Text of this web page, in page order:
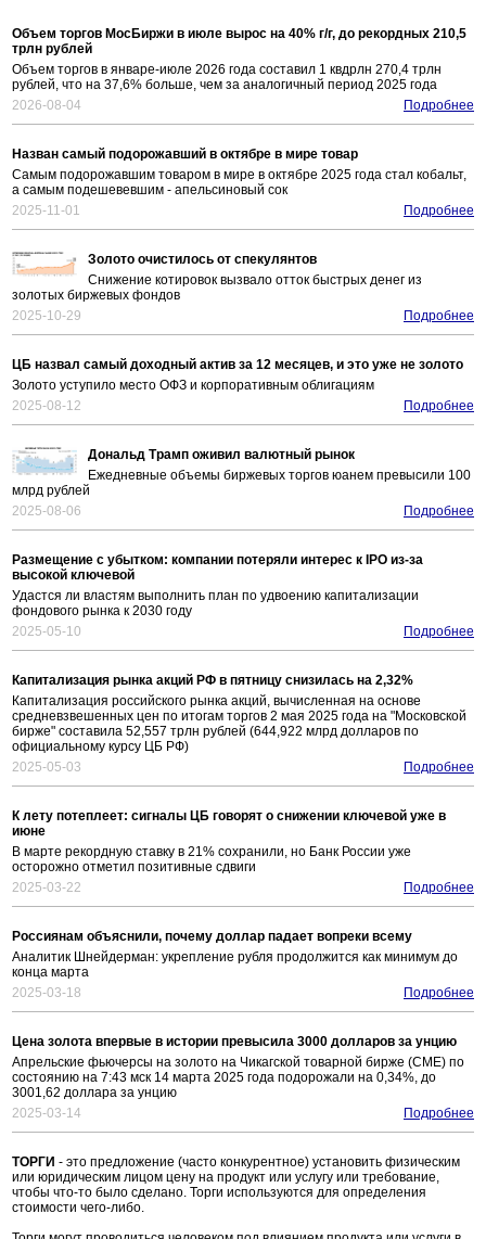
Объем торгов МосБиржи в июле вырос на 40% г/г, до рекордных 210,5
трлн рублей
Объем торгов в январе-июле 2026 года составил 1 квдрлн 270,4 трлн
рублей, что на 37,6% больше, чем за аналогичный период 2025 года
2026-08-04
Подробнее
Назван самый подорожавший в октябре в мире товар
Самым подорожавшим товаром в мире в октябре 2025 года стал кобальт,
а самым подешевевшим - апельсиновый сок
2025-11-01
Подробнее
Золото очистилось от спекулянтов
Снижение котировок вызвало отток быстрых денег из
золотых биржевых фондов
2025-10-29
Подробнее
ЦБ назвал самый доходный актив за 12 месяцев, и это уже не золото
Золото уступило место ОФЗ и корпоративным облигациям
2025-08-12
Подробнее
Дональд Трамп оживил валютный рынок
Ежедневные объемы биржевых торгов юанем превысили 100
млрд рублей
2025-08-06
Подробнее
Размещение с убытком: компании потеряли интерес к IPO из-за
высокой ключевой
Удастся ли властям выполнить план по удвоению капитализации
фондового рынка к 2030 году
2025-05-10
Подробнее
Капитализация рынка акций РФ в пятницу снизилась на 2,32%
Капитализация российского рынка акций, вычисленная на основе
средневзвешенных цен по итогам торгов 2 мая 2025 года на "Московской
бирже" составила 52,557 трлн рублей (644,922 млрд долларов по
официальному курсу ЦБ РФ)
2025-05-03
Подробнее
К лету потеплеет: сигналы ЦБ говорят о снижении ключевой уже в
июне
В марте рекордную ставку в 21% сохранили, но Банк России уже
осторожно отметил позитивные сдвиги
2025-03-22
Подробнее
Россиянам объяснили, почему доллар падает вопреки всему
Аналитик Шнейдерман: укрепление рубля продолжится как минимум до
конца марта
2025-03-18
Подробнее
Цена золота впервые в истории превысила 3000 долларов за унцию
Апрельские фьючерсы на золото на Чикагской товарной бирже (CME) по
состоянию на 7:43 мск 14 марта 2025 года подорожали на 0,34%, до
3001,62 доллара за унцию
2025-03-14
Подробнее
ТОРГИ - это предложение (часто конкурентное) установить физическим
или юридическим лицом цену на продукт или услугу или требование,
чтобы что-то было сделано. Торги используются для определения
стоимости чего-либо.